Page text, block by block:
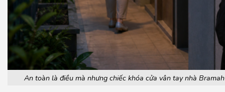
An toàn là điều mà nhưng chiếc khóa cửa vân tay nhà